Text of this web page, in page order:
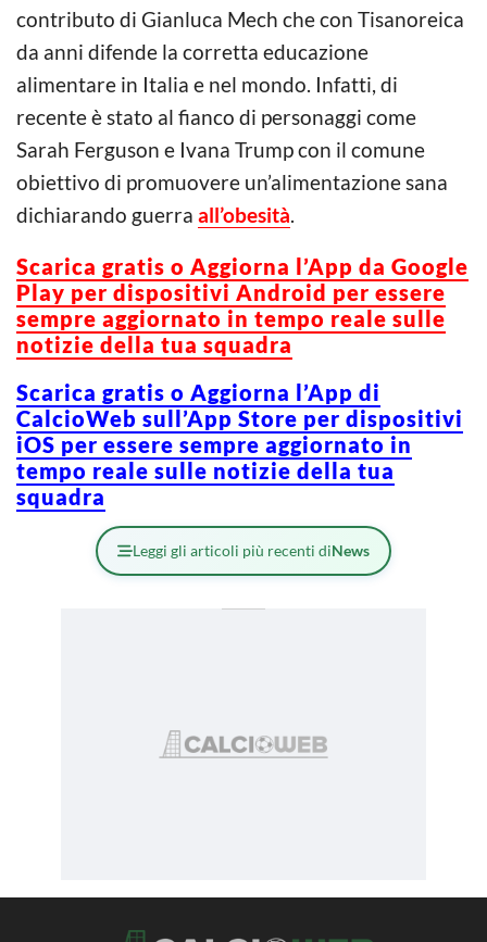
contributo di Gianluca Mech che con Tisanoreica
da anni difende la corretta educazione
alimentare in Italia e nel mondo. Infatti, di
recente è stato al fianco di personaggi come
Sarah Ferguson e Ivana Trump con il comune
obiettivo di promuovere un’alimentazione sana
dichiarando guerra all’obesità.
Scarica gratis o Aggiorna l’App da Google
Play per dispositivi Android per essere
sempre aggiornato in tempo reale sulle
notizie della tua squadra
Scarica gratis o Aggiorna l’App di
CalcioWeb sull’App Store per dispositivi
iOS per essere sempre aggiornato in
tempo reale sulle notizie della tua
squadra
Leggi gli articoli più recenti diNews